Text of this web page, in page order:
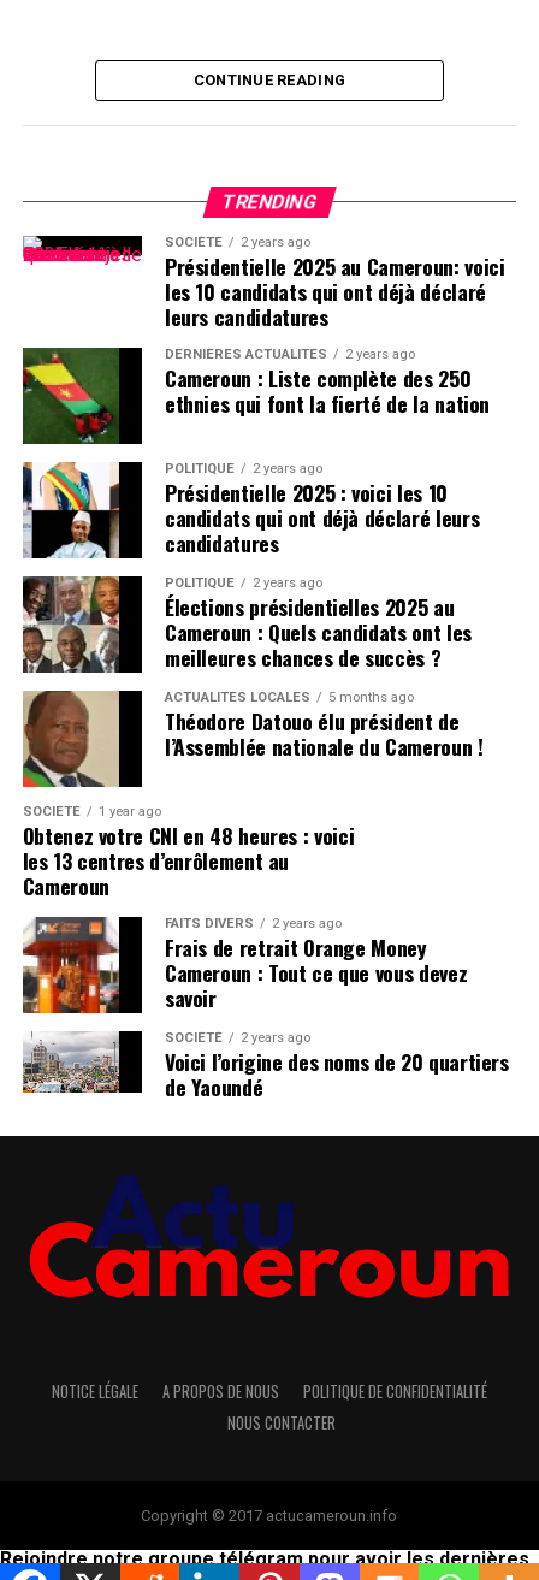
CONTINUE READING
TRENDING
SOCIÉTÉ 2 years ago
Présidentielle 2025 au Cameroun: voici
les 10 candidats qui ont déjà déclaré
leurs candidatures
DERNIÈRES ACTUALITÉS 2 years ago
Cameroun : Liste complète des 250
ethnies qui font la fierté de la nation
POLITIQUE 2 years ago
Présidentielle 2025 : voici les 10
candidats qui ont déjà déclaré leurs
candidatures
POLITIQUE 2 years ago
Élections présidentielles 2025 au
Cameroun : Quels candidats ont les
meilleures chances de succès ?
ACTUALITÉS LOCALES 5 months ago
Théodore Datouo élu président de
l’Assemblée nationale du Cameroun !
SOCIÉTÉ 1 year ago
Obtenez votre CNI en 48 heures : voici
les 13 centres d’enrôlement au
Cameroun
FAITS DIVERS 2 years ago
Frais de retrait Orange Money
Cameroun : Tout ce que vous devez
savoir
SOCIÉTÉ 2 years ago
Voici l’origine des noms de 20 quartiers
de Yaoundé
NOTICE LÉGALE A PROPOS DE NOUS
POLITIQUE DE CONFIDENTIALITÉ
NOUS CONTACTER
Copyright © 2017 actucameroun.info
Rejoindre notre groupe télégram pour avoir les dernières